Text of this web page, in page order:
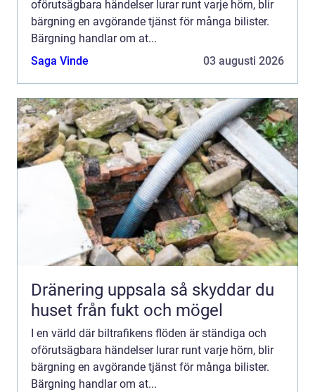
oförutsägbara händelser lurar runt varje hörn, blir
bärgning en avgörande tjänst för många bilister.
Bärgning handlar om at...
Saga Vinde
03 augusti 2026
Dränering uppsala så skyddar du
huset från fukt och mögel
I en värld där biltrafikens flöden är ständiga och
oförutsägbara händelser lurar runt varje hörn, blir
bärgning en avgörande tjänst för många bilister.
Bärgning handlar om at...